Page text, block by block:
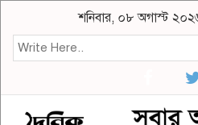
শনিবার, ০৮ অগাস্ট